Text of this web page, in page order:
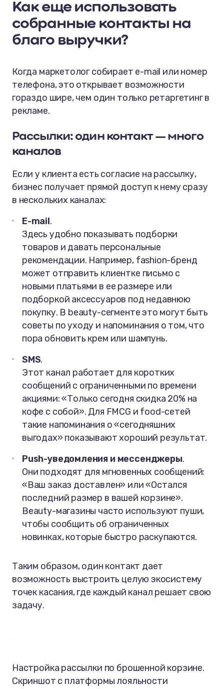
Как еще использовать
собранные контакты на
благо выручки?
Когда маркетолог собирает e-mail или номер
телефона, это открывает возможности
гораздо шире, чем один только ретаргетинг в
рекламе.
Рассылки: один контакт — много
каналов
Если у клиента есть согласие на рассылку,
бизнес получает прямой доступ к нему сразу
в нескольких каналах:
E-mail.
Здесь удобно показывать подборки
товаров и давать персональные
рекомендации. Например, fashion-бренд
может отправить клиентке письмо с
новыми платьями в ее размере или
подборкой аксессуаров под недавнюю
покупку. В beauty-сегменте это могут быть
советы по уходу и напоминания о том, что
пора обновить крем или шампунь.
SMS.
Этот канал работает для коротких
сообщений с ограниченными по времени
акциями: «Только сегодня скидка 20% на
кофе с собой». Для FMCG и food-сетей
такие напоминания о «сегодняшних
выгодах» показывают хороший результат.
Push-уведомления и мессенджеры.
Они подходят для мгновенных сообщений:
«Ваш заказ доставлен» или «Остался
последний размер в вашей корзине».
Beauty-магазины часто используют пуши,
чтобы сообщить об ограниченных
новинках, которые быстро раскупаются.
Таким образом, один контакт дает
возможность выстроить целую экосистему
точек касания, где каждый канал решает свою
задачу.
Настройка рассылки по брошенной корзине.
Скриншот с платформы лояльности